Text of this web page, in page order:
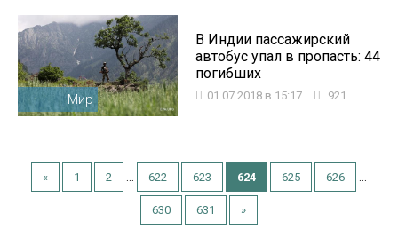
Мир
В Индии пассажирский
автобус упал в пропасть: 44
погибших
01.07.2018 в 15:17 921
« 1 2 622 623 624 625 626
630 631 »